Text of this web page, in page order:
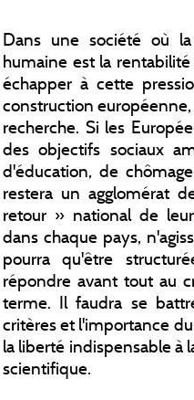
Dans une société où
humaine est la
échapper à cette
construction
recherche. Si les
des objectifs sociaux
d'éducation, de
restera un agglomérat
retour » national de
dans chaque pays,
pourra qu'être
répondre avant tout au
terme. Il faudra se
critères et l'importance
la liberté indispensable à
scientifique.